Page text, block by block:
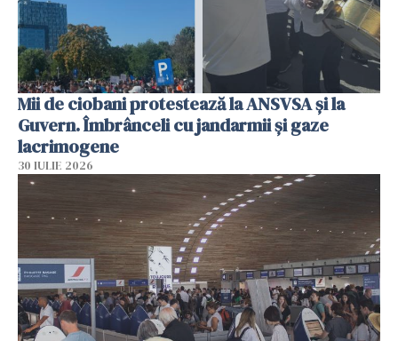
Mii de ciobani protestează la ANSVSA și la
Guvern. Îmbrânceli cu jandarmii și gaze
lacrimogene
30 IULIE 2026